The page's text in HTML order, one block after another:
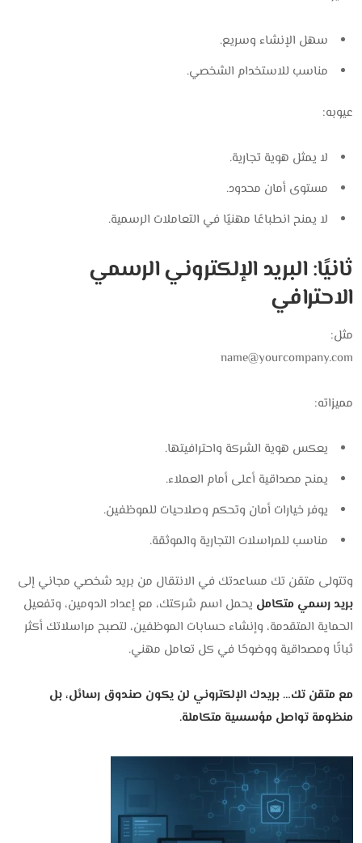
سهل الإنشاء وسريع.
مناسب للاستخدام الشخصي.
عيوبه:
لا يمثل هوية تجارية.
مستوى أمان محدود.
لا يمنح انطباعًا مهنيًا في التعاملات الرسمية.
ثانيًا: البريد الإلكتروني الرسمي
الاحترافي
مثل:
name@yourcompany.com
مميزاته:
يعكس هوية الشركة واحترافيتها.
يمنح مصداقية أعلى أمام العملاء.
يوفر خيارات أمان وتحكم وصلاحيات للموظفين.
مناسب للمراسلات التجارية والموثقة.
وتتولى متقن تك مساعدتك في الانتقال من بريد شخصي مجاني إلى
بريد رسمي متكامل يحمل اسم شركتك، مع إعداد الدومين، وتفعيل
الحماية المتقدمة، وإنشاء حسابات الموظفين، لتصبح مراسلاتك أكثر
ثباتًا ومصداقية ووضوحًا في كل تعامل مهني.
مع متقن تك… بريدك الإلكتروني لن يكون صندوق رسائل، بل
منظومة تواصل مؤسسية متكاملة.